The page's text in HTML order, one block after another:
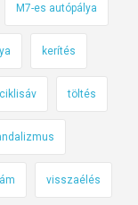
M7-es autópálya
kerítés
töltés
visszaélés